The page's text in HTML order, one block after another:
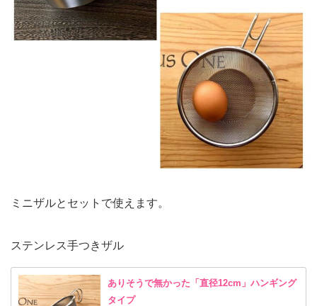
ミニザルとセットで使えます。
ステンレス手つきザル
ありそうで無かった「直径12cm」ハンギング
タイプ